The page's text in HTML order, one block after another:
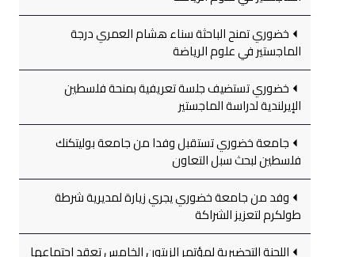
خضوري تمنح الباحثة سناء هشام العمري درجة
الماجستير في علوم الرياضة
خضوري تستضيف جلسة تعريفية بمنحة فلسطين
الإيرلندية لدراسة الماجستير
جامعة خضوري تستقبل وفدا من جامعة بوليتكنك
فلسطين لبحث سبل التعاون
وفد من جامعة خضوري يجري زيارة لمديرية شرطة
طولكرم لتعزيز الشراكة
اللجنة التحضيرية لمؤتمر الزيتون الخامس تعقد اجتماعها